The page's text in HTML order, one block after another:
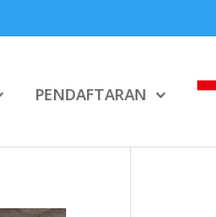
PENDAFTARAN